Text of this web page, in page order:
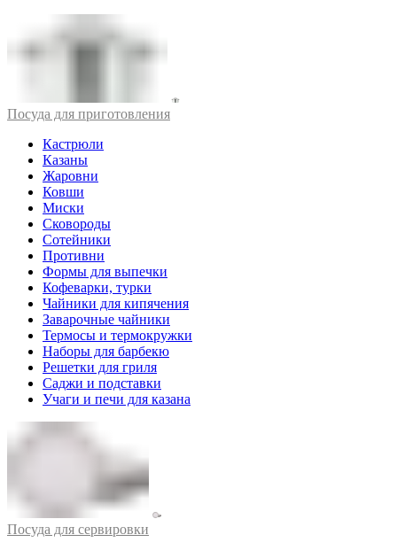
Посуда для приготовления
Кастрюли
Казаны
Жаровни
Ковши
Миски
Сковороды
Сотейники
Противни
Формы для выпечки
Кофеварки, турки
Чайники для кипячения
Заварочные чайники
Термосы и термокружки
Наборы для барбекю
Решетки для гриля
Саджи и подставки
Учаги и печи для казана
Посуда для сервировки